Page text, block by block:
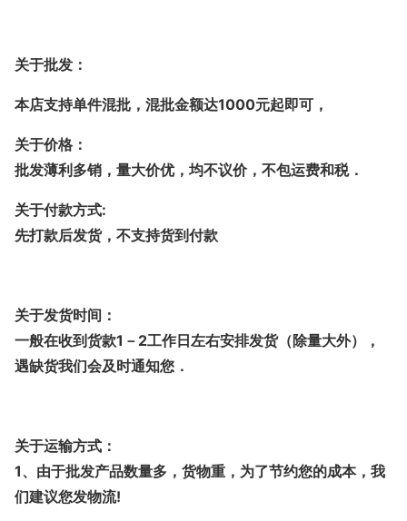
关于批发：
本店支持单件混批，混批金额达1000元起即可，
关于价格：
批发薄利多销，量大价优，均不议价，不包运费和税．
关于付款方式:
先打款后发货，不支持货到付款
关于发货时间：
一般在收到货款1－2工作日左右安排发货（除量大外），
遇缺货我们会及时通知您．
关于运输方式：
1、由于批发产品数量多，货物重，为了节约您的成本，我
们建议您发物流!